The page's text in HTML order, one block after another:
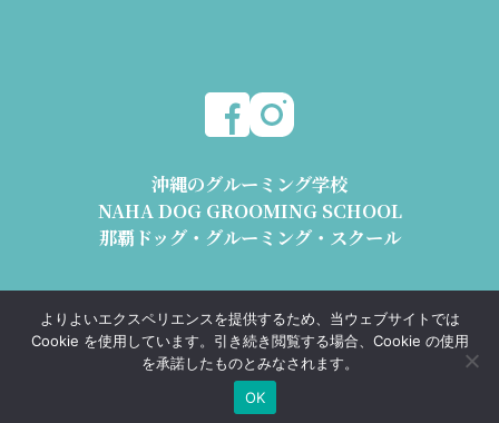
沖縄のグルーミング学校
NAHA DOG GROOMING SCHOOL
那覇ドッグ・グルーミング・スクール
〒904-2426 沖縄県うるま市与那城平安座8178-2 1階
動物取扱業 沖動保第1193号 沖動販第1193号
TEL.098-989-0668 e-mail : info@ndgs.jp
Copyright © NAHA DOG GROOMING SCHOOL All Rights Reserved.
よりよいエクスペリエンスを提供するため、当ウェブサイトでは
Cookie を使用しています。引き続き閲覧する場合、Cookie の使用
を承諾したものとみなされます。
OK